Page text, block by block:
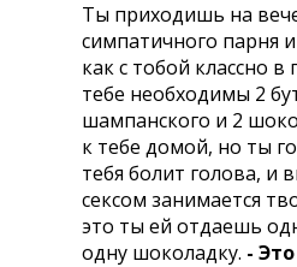
Ты приходишь на
симпатичного парня
как с тобой классно в
тебе необходимы 2
шампанского и 2
к тебе домой, но ты
тебя болит голова, и
сексом занимается
это ты ей отдаешь
одну шоколадку. -